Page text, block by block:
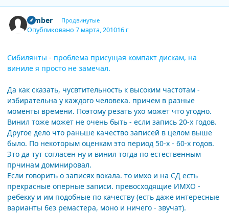
Bimber Продвинутые
Опубликовано7 марта, 201016 г
Сибилянты - проблема присущая компакт дискам, на
виниле я просто не замечал.
Да как сказать, чусвтительность к высоким частотам -
избирательна у каждого человека. причем в разные
моменты времени. Поэтому резать ухо может что угодно.
Винил тоже может не очень быть - если запись 20-х годов.
Другое дело что раньше качество записей в целом выше
было. По некоторым оценкам это период 50-х - 60-х годов.
Это да тут согласен ну и винил тогда по естественным
прчинам доминировал.
Если говорить о записях вокала. то имхо и на СД есть
прекрасные оперные записи. превосходящие ИМХО -
ребекку и им подобные по качеству (есть даже интересные
варианты без ремастера, моно и ничего - звучат).